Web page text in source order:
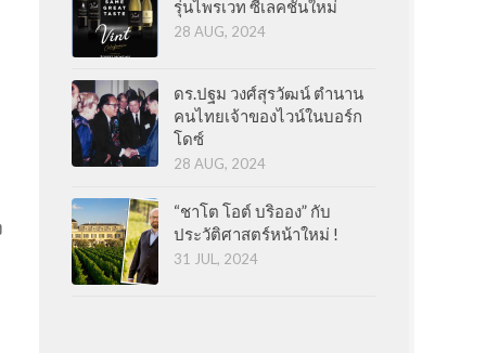
รุ่นไพรเวท ซีเลคชั่นใหม่
28 AUG, 2024
ดร.ปฐม วงศ์สุรวัฒน์ ตำนาน
คนไทยเจ้าของไวน์ในบอร์ก
โดซ์
28 AUG, 2024
“ชาโต โอต์ บริออง” กับ
ประวัติศาสตร์หน้าใหม่ !
31 JUL, 2024